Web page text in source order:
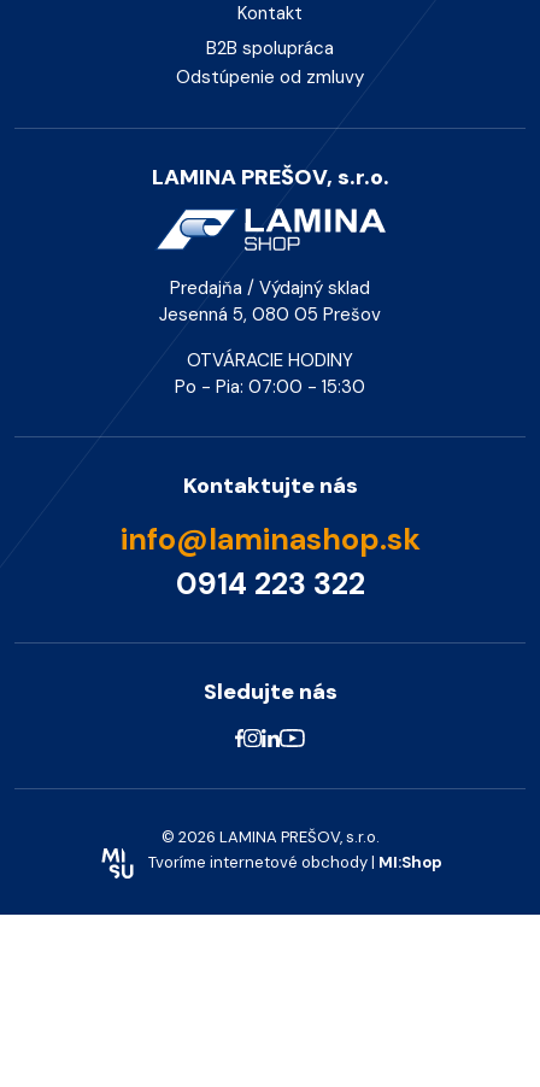
Kontakt
B2B spolupráca
Odstúpenie od zmluvy
LAMINA PREŠOV, s.r.o.
Predajňa / Výdajný sklad
Jesenná 5, 080 05 Prešov
OTVÁRACIE HODINY
Po - Pia: 07:00 - 15:30
Kontaktujte nás
info@laminashop.sk
0914 223 322
Sledujte nás
© 2026 LAMINA PREŠOV, s.r.o.
Tvoríme internetové obchody | MI:Shop